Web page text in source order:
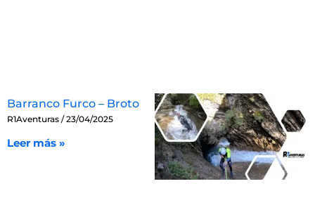
Barranco Furco – Broto
R1Aventuras 23/04/2025
Leer más »